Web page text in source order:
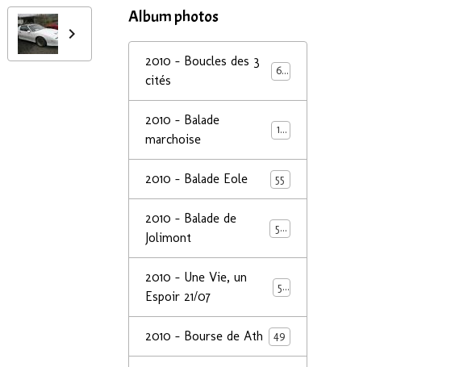
Album photos
2010 - Boucles des 3
cités
68
2010 - Balade
marchoise
14
2010 - Balade Eole 55
2010 - Balade de
Jolimont
50
2010 - Une Vie, un
Espoir 21/07
53
2010 - Bourse de Ath 49